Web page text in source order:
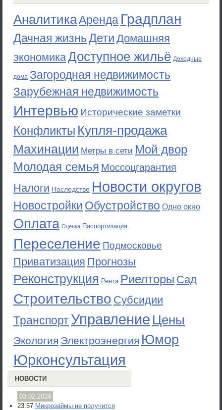
АналитикаАренда Градплан
Дачная жизньДети Домашняя
экономикаДоступное жильё Доходные
дома Загородная недвижимость
Зарубежная недвижимость
Интервью Исторические заметки
Конфликты Купля-продажа
Махинации Метры в сети Мой двор
Молодая семья Моссоцгарантия
Налоги Наследство Новости округов
Новостройки Обустройство Одно окно
Оплата Оценка Паспортизация
Переселение Подмосковье
Приватизация Прогнозы
Реконструкция Рента Риелторы Сад
Строительство Субсидии
ТранспортУправление Цены
Экология Электроэнергия Юмор
Юрконсультация
НОВОСТИ
03.02.2024
23:57 Микрозаймы не получится